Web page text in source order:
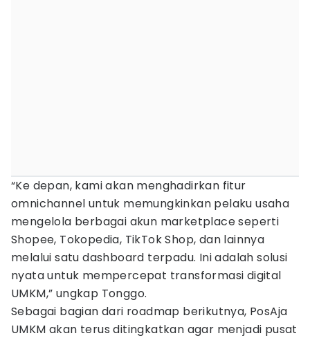
“Ke depan, kami akan menghadirkan fitur
omnichannel untuk memungkinkan pelaku usaha
mengelola berbagai akun marketplace seperti
Shopee, Tokopedia, TikTok Shop, dan lainnya
melalui satu dashboard terpadu. Ini adalah solusi
nyata untuk mempercepat transformasi digital
UMKM,” ungkap Tonggo.
Sebagai bagian dari roadmap berikutnya, PosAja
UMKM akan terus ditingkatkan agar menjadi pusat